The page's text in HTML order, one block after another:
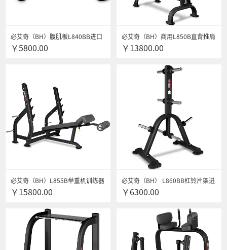
必艾奇（BH）腹肌板L840BB进口
商用腹肌板 多功能 力量综合训练器
￥5800.00
必艾奇（BH）商用L850B直背推肩
训练器多功能力量综合训练器健身
￥13800.00
必艾奇（BH）L855B举重机训练器
进口商用 多功能力量综合训练器健
￥15800.00
必艾奇（BH） L860BB杠铃片架进
口健身器材商用史密斯多功能综合
￥6300.00